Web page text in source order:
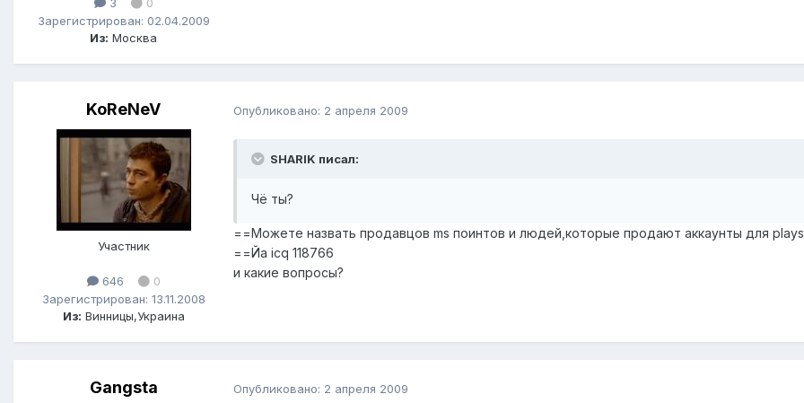
3
0
Зарегистрирован: 02.04.2009
Из: Москва
KoReNeV
Участник
646
0
Зарегистрирован: 13.11.2008
Из: Винницы,Украина
Опубликовано: 2 апреля 2009
SHARIK писал:
Чё ты?
==Можете назвать продавцов ms поинтов и людей,которые продают аккаунты для
==Йа icq 118766
и какие вопросы?
Gangsta Опубликовано: 2 апреля 2009